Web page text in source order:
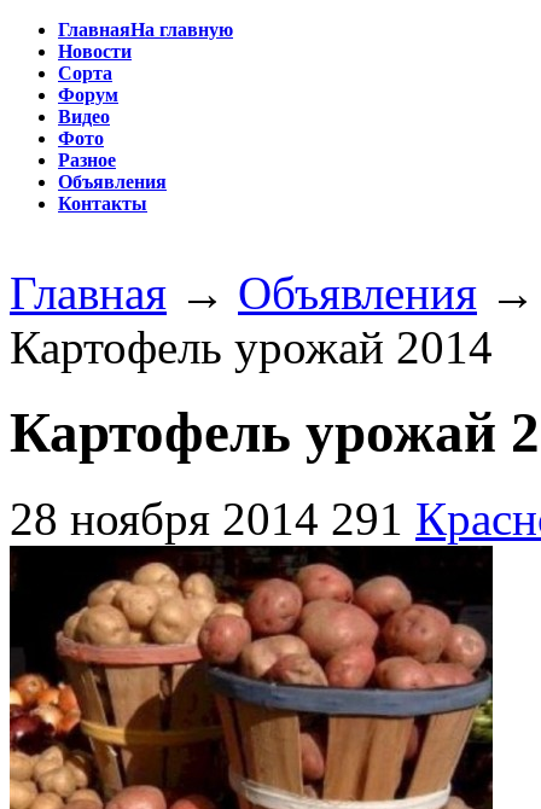
ГлавнаяНа главную
Новости
Сорта
Форум
Видео
Фото
Разное
Объявления
Контакты
Главная → Объявления
Картофель урожай 2014
Картофель урожай
28 ноября 2014 291